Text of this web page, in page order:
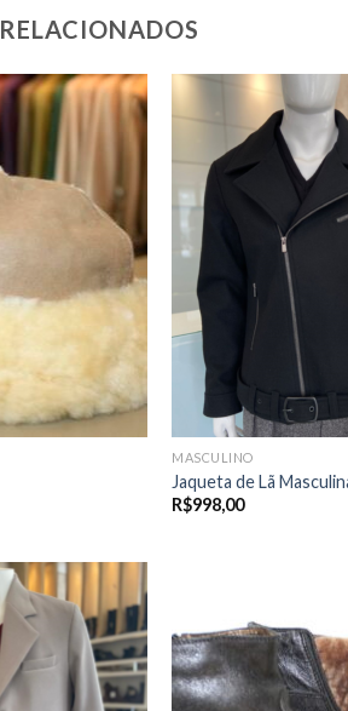
MASCULINO
Jaqueta de Lã
R$998,00